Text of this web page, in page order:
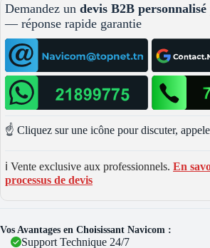
Demandez un devis B2B personnalisé
— réponse rapide garantie
☝️ Cliquez sur une icône pour discuter,
ℹ️ Vente exclusive aux professionnels. En
processus de devis
Vos Avantages en Choisissant Navicom :
Support Technique 24/7